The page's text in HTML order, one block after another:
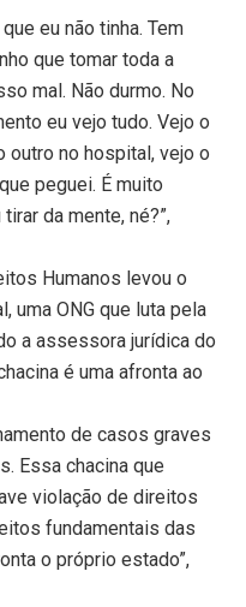
eu não tinha. Tem
que tomar toda a
mal. Não durmo. No
eu vejo tudo. Vejo o
outro no hospital, vejo o
peguei. É muito
da mente, né?”,
Humanos levou o
uma ONG que luta pela
a assessora jurídica do
é uma afronta ao
de casos graves
Essa chacina que
violação de direitos
fundamentais das
o próprio estado”,